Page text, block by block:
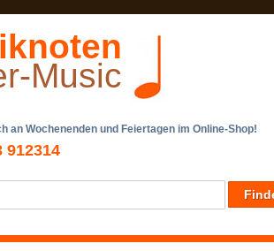
Music
Wochenenden und Feiertagen im Online-Shop!
912314